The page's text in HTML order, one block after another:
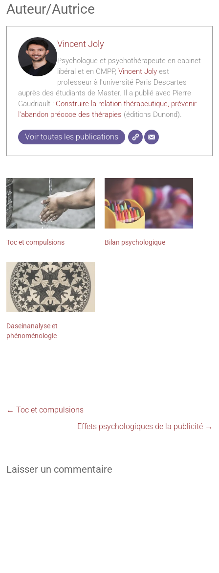
Auteur/Autrice
Vincent Joly
Psychologue et psychothérapeute en cabinet
libéral et en CMPP, Vincent Jolyest
professeur à l'université Paris Descartes
auprès des étudiants de Master. Il a publié avec Pierre
Gaudriault : Construire la relation thérapeutique, prévenir
l'abandon précoce des thérapies (éditions Dunond).
Voir toutes les publications
Toc et compulsions Bilan psychologique
Daseinanalyse et
phénoménologie
← Toc et compulsions
Effets psychologiques de la publicité →
Laisser un commentaire